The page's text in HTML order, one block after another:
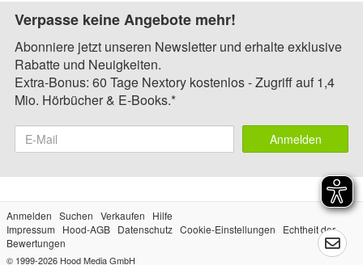
Verpasse keine Angebote mehr!
Abonniere jetzt unseren Newsletter und erhalte exklusive
Rabatte und Neuigkeiten.
Extra-Bonus: 60 Tage Nextory kostenlos - Zugriff auf 1,4
Mio. Hörbücher & E-Books.*
Anmelden
Anmelden Suchen Verkaufen
Hilfe
Impressum
Hood-AGB Datenschutz Cookie-Einstellungen
Echtheit der
Bewertungen
© 1999-2026 Hood Media GmbH